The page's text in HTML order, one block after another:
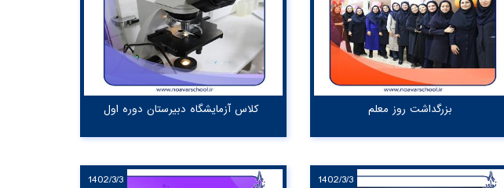
بزرگداشت روز معلم
1402/3/3
کلاس آزمایشگاه دبیرستان دوره اول
1402/3/3